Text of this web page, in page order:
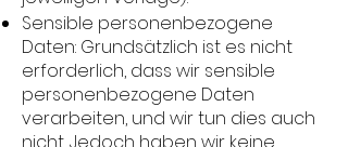
Sensible personenbezogene
Daten: Grundsätzlich ist es nicht
erforderlich, dass wir sensible
personenbezogene Daten
verarbeiten, und wir tun dies auch